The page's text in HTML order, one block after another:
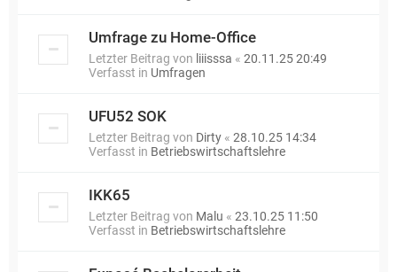
Umfrage zu Home-Office
Letzter Beitrag von liiisssa « 20.11.25 20:49
Verfasst in Umfragen
UFU52 SOK
Letzter Beitrag von Dirty « 28.10.25 14:34
Verfasst in Betriebswirtschaftslehre
IKK65
Letzter Beitrag von Malu « 23.10.25 11:50
Verfasst in Betriebswirtschaftslehre